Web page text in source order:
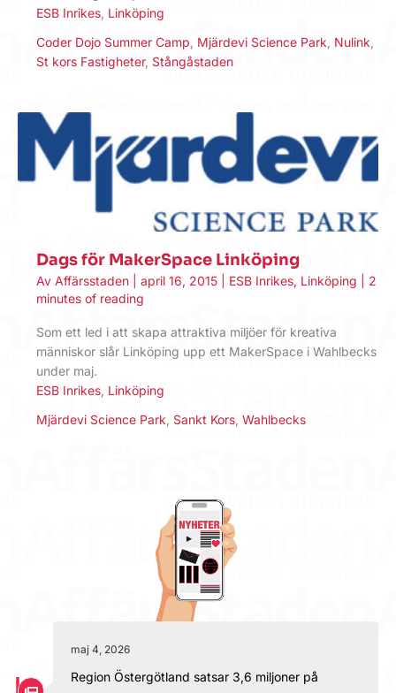
ESB Inrikes Linköping
Coder Dojo Summer Camp Mjärdevi Science Park Nulink
St kors Fastigheter, Stångåstaden
Dags för MakerSpace Linköping
Av Affärsstaden april 16, 2015 ESB Inrikes, Linköping
2
minutes of reading
Som ett led i att skapa attraktiva miljöer för kreativa
människor slår Linköping upp ett MakerSpace i Wahlbecks
under maj.
ESB Inrikes Linköping
Mjärdevi Science Park Sankt Kors Wahlbecks
maj 4, 2026
Region Östergötland satsar 3,6 miljoner på